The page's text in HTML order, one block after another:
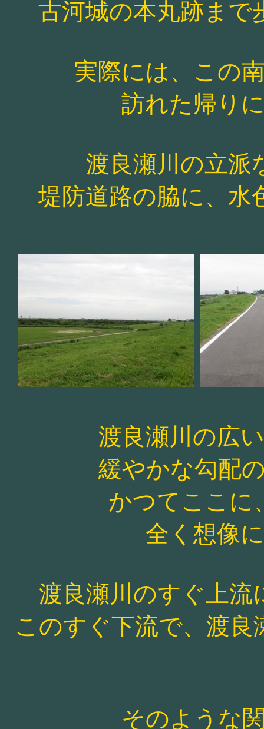
古河城の本丸跡まで
実際には、この
訪れた帰り
渡良瀬川の立派
堤防道路の脇に、水
渡良瀬川の広
緩やかな勾配
かつてここに
全く想像
渡良瀬川のすぐ上流
このすぐ下流で、渡
そのような